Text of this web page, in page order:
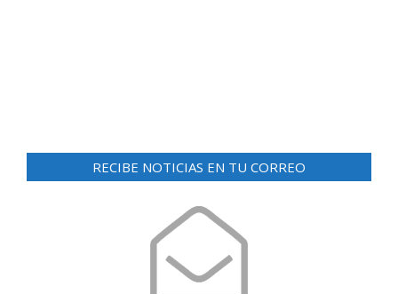
RECIBE NOTICIAS EN TU CORREO